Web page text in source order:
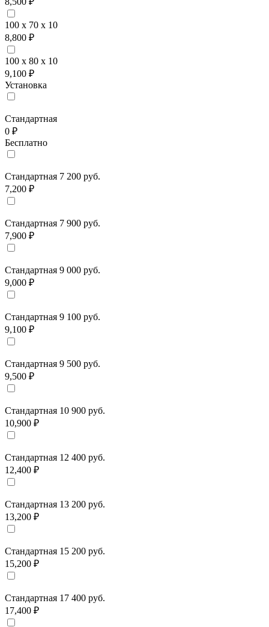
100 x 70 x 10
8,800 ₽
100 x 80 x 10
9,100 ₽
Установка
Стандартная
0 ₽
Бесплатно
Стандартная 7 200 руб.
7,200 ₽
Стандартная 7 900 руб.
7,900 ₽
Стандартная 9 000 руб.
9,000 ₽
Стандартная 9 100 руб.
9,100 ₽
Стандартная 9 500 руб.
9,500 ₽
Стандартная 10 900 руб.
10,900 ₽
Стандартная 12 400 руб.
12,400 ₽
Стандартная 13 200 руб.
13,200 ₽
Стандартная 15 200 руб.
15,200 ₽
Стандартная 17 400 руб.
17,400 ₽